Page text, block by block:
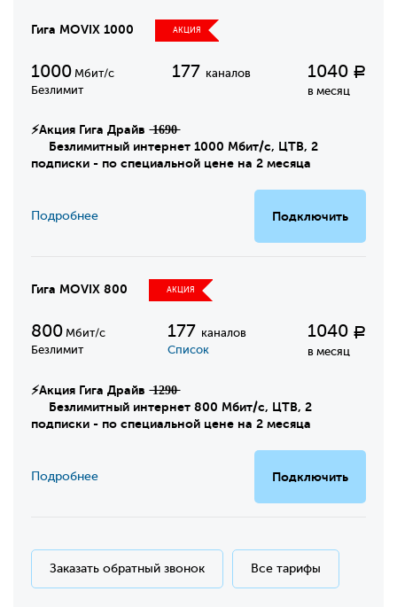
Гига MOVIX 1000 АКЦИЯ
1000 Мбит/с
Безлимит
177 каналов 1040 Р
в месяц
⚡Акция Гига Драйв ̶1̶6̶9̶0̶
Безлимитный интернет 1000 Мбит/с, ЦТВ, 2
подписки - по специальной цене на 2 месяца
Подключить
Подробнее
Гига MOVIX 800 АКЦИЯ
800 Мбит/с
Безлимит
177 каналов
Список
1040 Р
в месяц
⚡Акция Гига Драйв ̶1̶2̶9̶0̶
Безлимитный интернет 800 Мбит/с, ЦТВ, 2
подписки - по специальной цене на 2 месяца
Подключить
Подробнее
Заказать обратный звонок Все тарифы